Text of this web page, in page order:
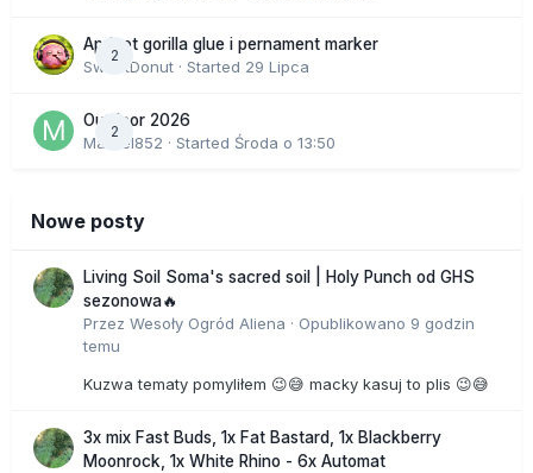
2
Apricot gorilla glue i pernament marker
SweetDonut · Started 29 Lipca
2
Outdoor 2026
Marcel852 · Started Środa o 13:50
Nowe posty
Living Soil Soma's sacred soil | Holy Punch od GHS
sezonowa🔥
Przez Wesoły Ogród Aliena · Opublikowano 9 godzin
temu
Kuzwa tematy pomyliłem 😉😅 macky kasuj to plis 😉😅
3x mix Fast Buds, 1x Fat Bastard, 1x Blackberry
Moonrock, 1x White Rhino - 6x Automat